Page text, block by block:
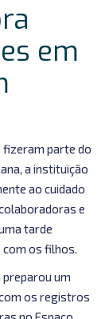
em
fizeram parte do
a instituição
ao cuidado
e
tarde
os filhos.
um
os registros